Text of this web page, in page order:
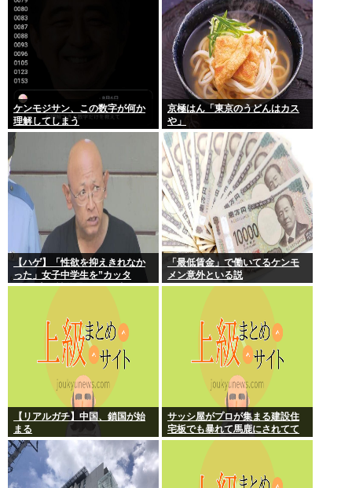
ケンモジサン、この数字が何か
理解してしまう
京極はん「東京のうどんはカス
や」
【ハゲ】「性欲を抑えきれなか
った」女子中学生を”カッタ
ー”で脅し性的暴行か 56歳の男
「最低賃金」で働いてるケンモ
メン意外といる説
【リアルガチ】中国、鎖国が始
まる
サッシ屋がプロが集まる建設住
宅板でも暴れて馬鹿にされてて
ワロタw